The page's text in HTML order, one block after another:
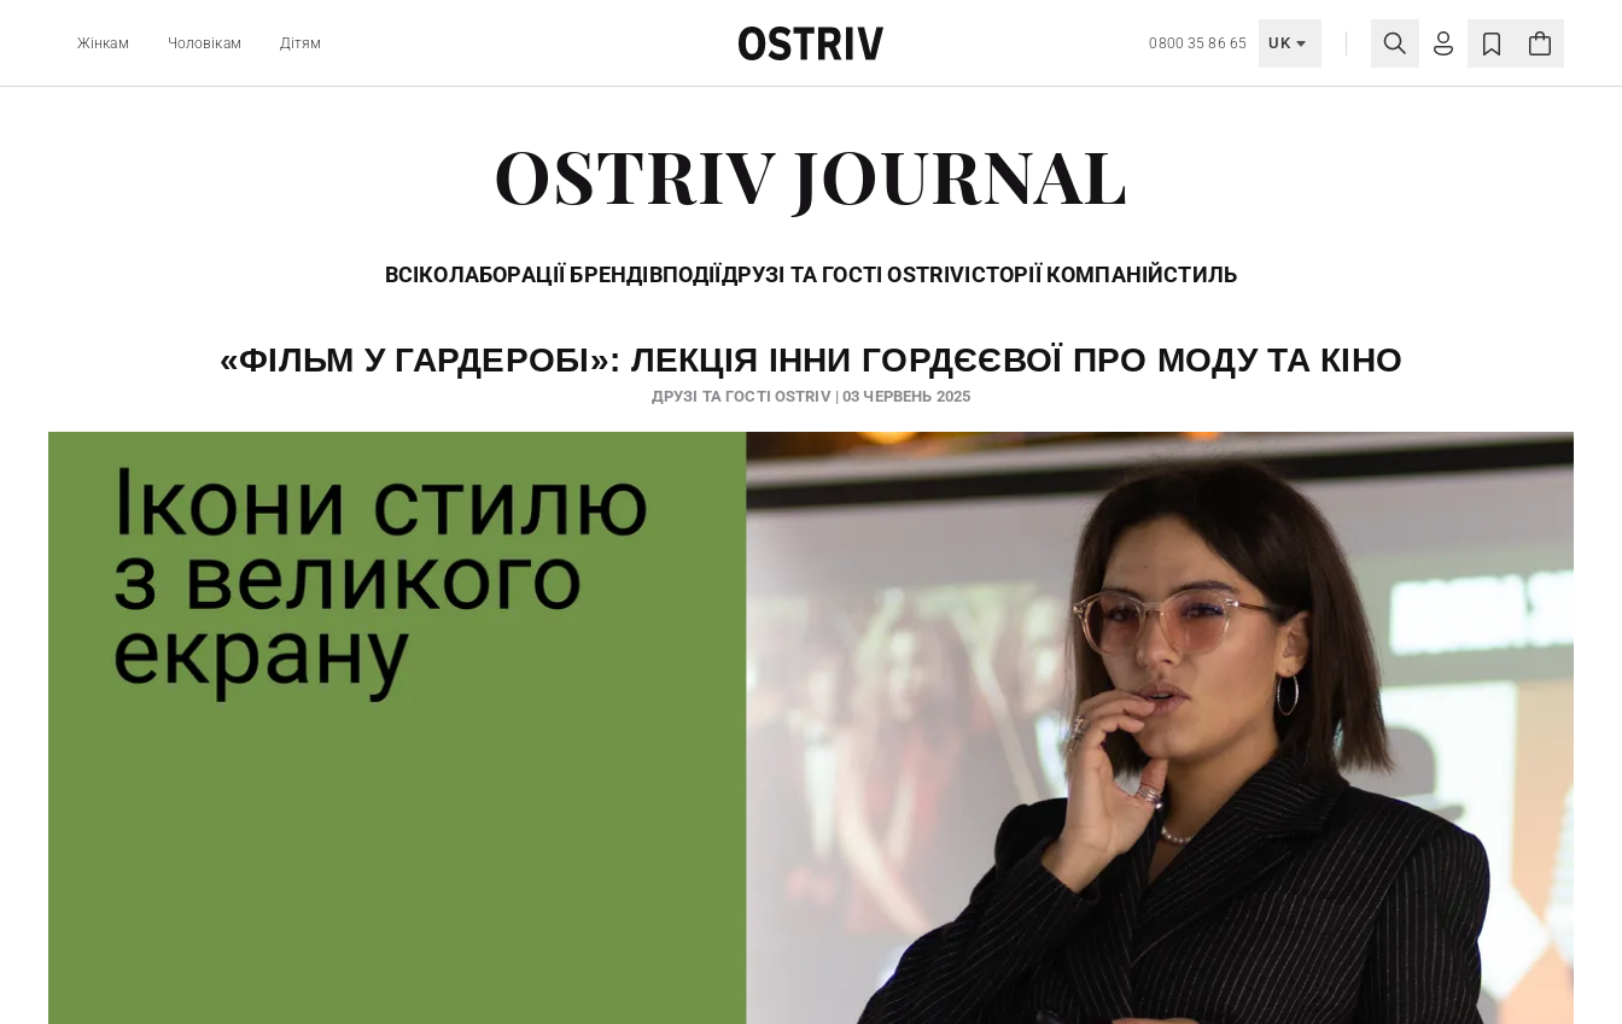
Жінкам Чоловікам Дітям 0800 35 86 65 UK
OSTRIV JOURNAL
ВСІКОЛАБОРАЦІЇ БРЕНДІВПОДІЇДРУЗІ ТА ГОСТІ OSTRIVІСТОРІЇ КОМПАНІЙСТИЛЬ
«ФІЛЬМ У ГАРДЕРОБІ»: ЛЕКЦІЯ ІННИ ГОРДЄЄВОЇ ПРО МОДУ ТА КІНО
ДРУЗІ ТА ГОСТІ OSTRIV | 03 ЧЕРВЕНЬ 2025